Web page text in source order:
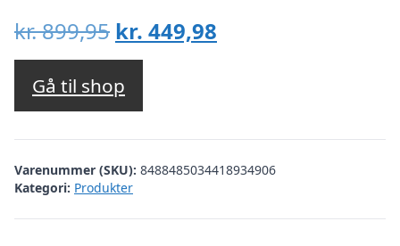
kr.899,95 Den
oprindelige
pris
var:
kr. 899,95.
kr. 449,98
kr. 449,98.
Gå til shop
Varenummer (SKU): 8488485034418934906
Kategori: Produkter